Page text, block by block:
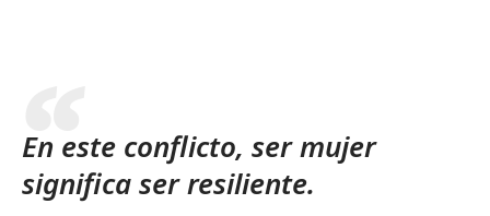
En este conflicto, ser mujer
significa ser resiliente.